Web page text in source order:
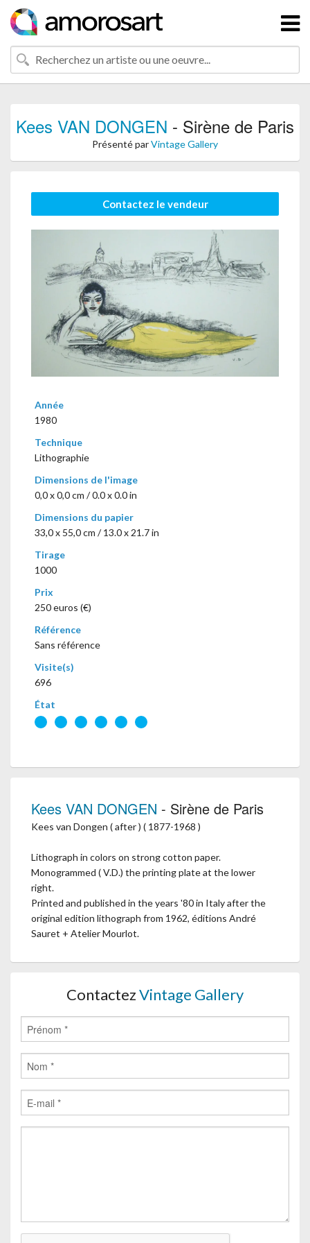
Kees VAN DONGEN - Sirène de Paris
Présenté parVintage Gallery
Contactez le vendeur
Année
1980
Technique
Lithographie
Dimensions de l'image
0,0 x 0,0 cm / 0.0 x 0.0 in
Dimensions du papier
33,0 x 55,0 cm / 13.0 x 21.7 in
Tirage
1000
Prix
250 euros (€)
Référence
Sans référence
Visite(s)
696
État
Kees VAN DONGEN - Sirène de Paris
Kees van Dongen ( after ) ( 1877-1968 )
Lithograph in colors on strong cotton paper.
Monogrammed ( V.D.) the printing plate at the lower
right.
Printed and published in the years '80 in Italy after the
original edition lithograph from 1962, éditions André
Sauret + Atelier Mourlot.
ContactezVintage Gallery